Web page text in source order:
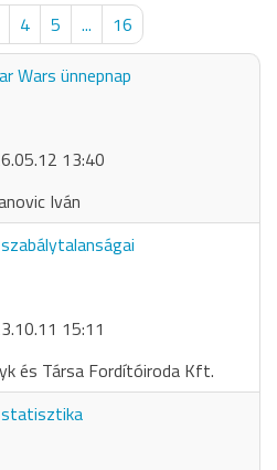
4 5 ...
16
Wars ünnepnap
13:40
Iván
15:11
és Társa Fordítóiroda Kft.